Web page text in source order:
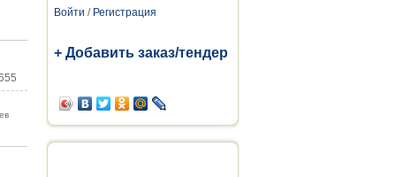
Войти / Регистрация
+ Добавить заказ/тендер